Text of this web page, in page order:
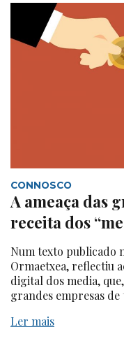
CONNOSCO
A ameaça das
receita dos
Num texto publicado
Ormaetxea, reflectiu
digital dos media,
grandes empresas de
Ler mais